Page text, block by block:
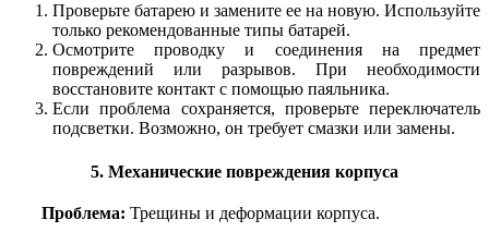
Проверьте батарею и замените ее на новую. Используйте
только рекомендованные типы батарей.
Осмотрите проводку и соединения на предмет
повреждений или разрывов. При необходимости
восстановите контакт с помощью паяльника.
Если проблема сохраняется, проверьте переключатель
подсветки. Возможно, он требует смазки или замены.
5. Механические повреждения корпуса
Проблема: Трещины и деформации корпуса.